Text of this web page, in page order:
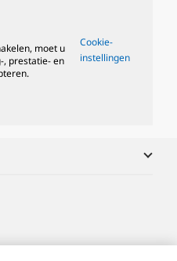
moet u
, prestatie- en
Cookie-
instellingen